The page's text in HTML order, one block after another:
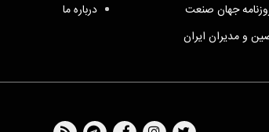
جهان صنعت
و مدیران ایران
درباره ما